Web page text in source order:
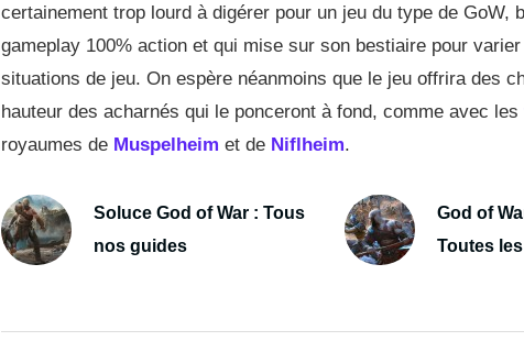
certainement trop lourd à digérer pour un jeu du type de GoW,
gameplay 100% action et qui mise sur son bestiaire pour
situations de jeu. On espère néanmoins que le jeu offrira des
hauteur des acharnés qui le ponceront à fond, comme avec les
royaumes de Muspelheim et de Niflheim.
Soluce God of War : Tous
nos guides
God of
Toutes